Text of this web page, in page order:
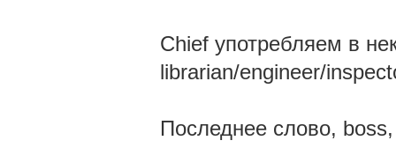
Chief употребляем в
librarian/engineer/
Последнее слово,